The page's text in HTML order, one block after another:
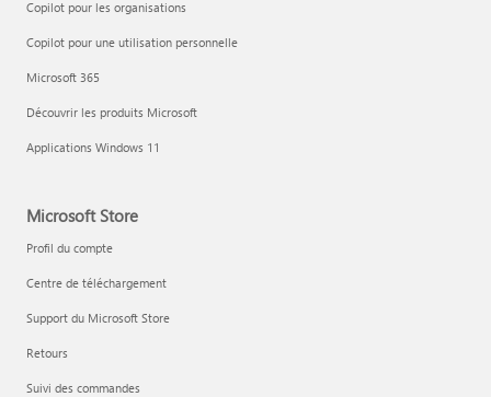
Copilot pour les organisations
Copilot pour une utilisation personnelle
Microsoft 365
Découvrir les produits Microsoft
Applications Windows 11
Microsoft Store
Profil du compte
Centre de téléchargement
Support du Microsoft Store
Retours
Suivi des commandes